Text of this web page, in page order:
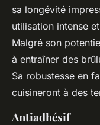
sa longévité
utilisation intense
Malgré son
à entraîner des
Sa robustesse en
cuisineront à des
Antiadhésif